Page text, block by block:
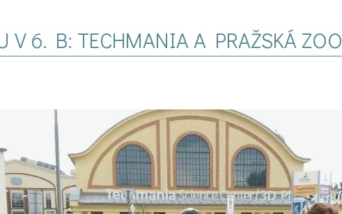
V 6. B: TECHMANIA A PRAŽSKÁ ZOO